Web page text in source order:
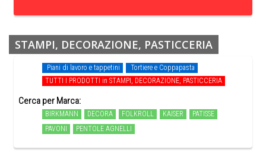
STAMPI, DECORAZIONE, PASTICCERIA
Piani di lavoro e tappetini
Tortiere e Coppapasta
TUTTI I PRODOTTI in STAMPI, DECORAZIONE, PASTICCERIA
Cerca per Marca:
BIRKMANN DECORA FOLKROLL KAISER
PATISSE
PAVONI
PENTOLE AGNELLI